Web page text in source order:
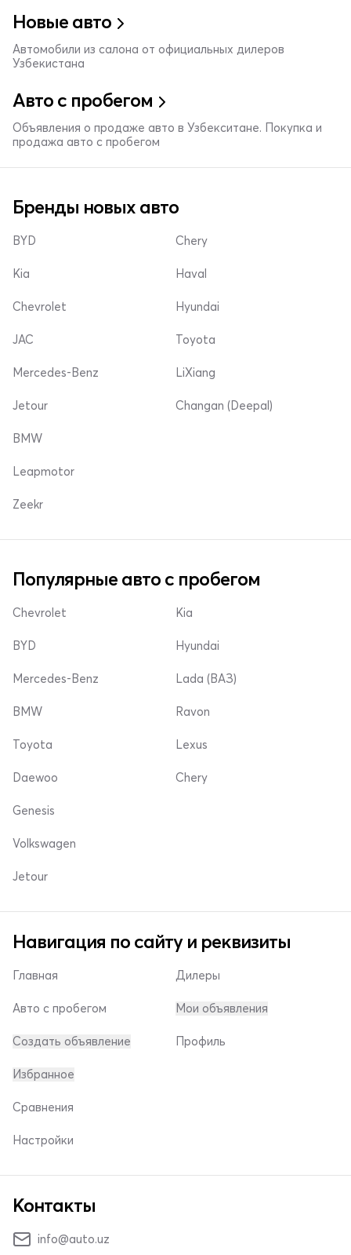
Новые авто
Автомобили из салона от официальных дилеров
Узбекистана
Авто с пробегом
Объявления о продаже авто в Узбекситане. Покупка и
продажа авто с пробегом
Бренды новых авто
BYD
Kia
Chevrolet
Chery
Haval
Hyundai
JAC
Mercedes-Benz
Jetour
Toyota
LiXiang
Changan (Deepal)
BMW
Leapmotor
Zeekr
Популярные авто с пробегом
Chevrolet
BYD
Mercedes-Benz
Kia
Hyundai
Lada (ВАЗ)
BMW
Toyota
Daewoo
Ravon
Lexus
Chery
Genesis
Volkswagen
Jetour
Навигация по сайту и реквизиты
Главная
Авто с пробегом
Создать объявление
Дилеры
Мои объявления
Профиль
Избранное
Сравнения
Настройки
Контакты
info@auto.uz